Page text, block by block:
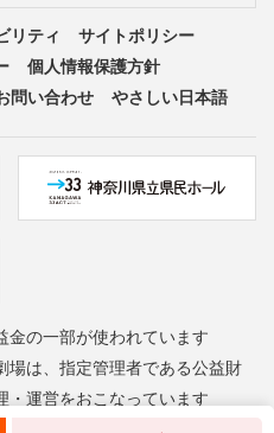
リティ
サイトポリシー
個人情報保護方針
問い合わせ やさしい日本語
金の一部が使われています
場は、指定管理者である公益財
・運営をおこなっています